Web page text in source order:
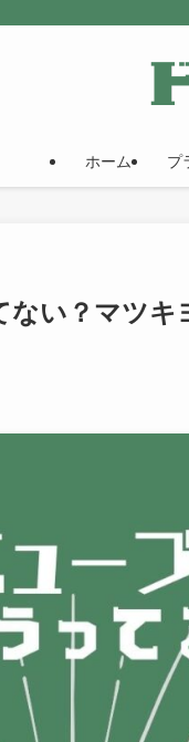
ホーム プ
い？マツキ